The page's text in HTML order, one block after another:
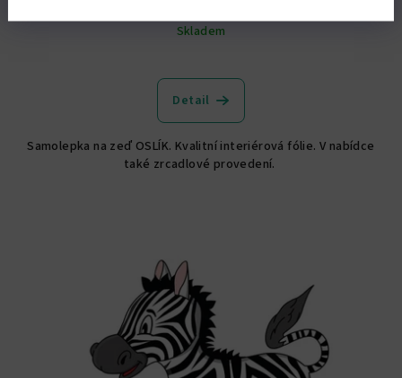
Skladem
hodnocení
produktu
z
5
Detail
Samolepka na zeď OSLÍK. Kvalitní interiérová fólie. V nabídce
také zrcadlové provedení.